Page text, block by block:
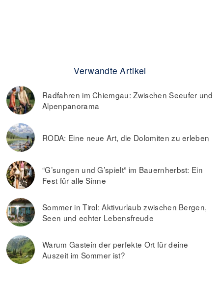
Verwandte Artikel
Radfahren im Chiemgau: Zwischen Seeufer und
Alpenpanorama
RODA: Eine neue Art, die Dolomiten zu erleben
“G’sungen und G’spielt” im Bauernherbst: Ein
Fest für alle Sinne
Sommer in Tirol: Aktivurlaub zwischen Bergen,
Seen und echter Lebensfreude
Warum Gastein der perfekte Ort für deine
Auszeit im Sommer ist?